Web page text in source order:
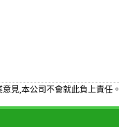
見,本公司不會就此負上責任。